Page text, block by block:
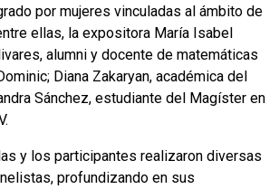
por mujeres vinculadas al ámbito de
ellas, la expositora María Isabel
alumni y docente de matemáticas
Diana Zakaryan, académica del
Sánchez, estudiante del Magíster en
y los participantes realizaron diversas
profundizando en sus